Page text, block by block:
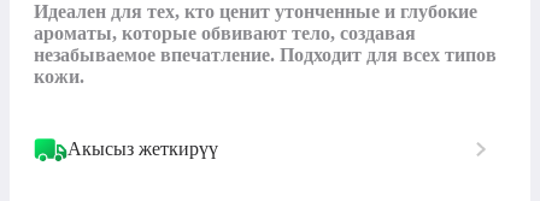
Идеален для тех, кто ценит утонченные и глубокие
ароматы, которые обвивают тело, создавая
незабываемое впечатление. Подходит для всех типов
Акысыз жеткирүү